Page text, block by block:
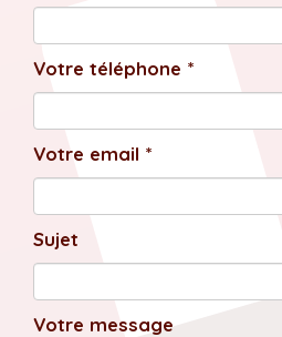
Votre téléphone *
Votre email *
Sujet
Votre message